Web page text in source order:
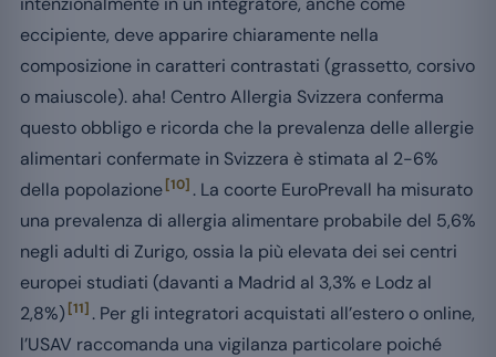
eccipiente, deve apparire chiaramente nella
composizione in caratteri contrastati (grassetto, corsivo
o maiuscole). aha! Centro Allergia Svizzera conferma
questo obbligo e ricorda che la prevalenza delle allergie
alimentari confermate in Svizzera è stimata al 2-6%
della popolazione[10] . La coorte EuroPrevall ha misurato
una prevalenza di allergia alimentare probabile del 5,6%
negli adulti di Zurigo, ossia la più elevata dei sei centri
europei studiati (davanti a Madrid al 3,3% e Lodz al
2,8%) [11] . Per gli integratori acquistati all’estero o online,
l’USAV raccomanda una vigilanza particolare poiché